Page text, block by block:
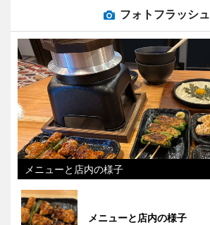
フォトフラッシュ
メニューと店内の様子
メニューと店内の様子